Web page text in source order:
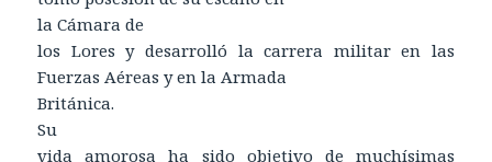
la Cámara de
los Lores y desarrolló la carrera militar en las
Fuerzas Aéreas y en la Armada
Británica.
Su
vida amorosa ha sido objetivo de muchísimas